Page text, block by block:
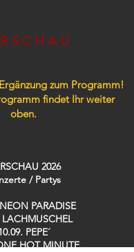
zum Programm!
findet Ihr weiter
oben.
2026
/ Partys​
PARADISE
LACHMUSCHEL
PEPE´
HOT MINUTE